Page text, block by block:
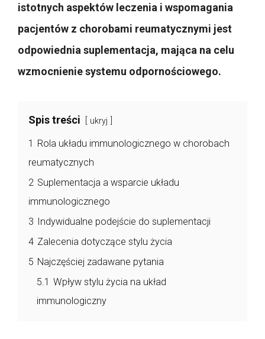
istotnych aspektów leczenia i wspomagania
pacjentów z chorobami reumatycznymi jest
odpowiednia suplementacja, mająca na celu
wzmocnienie systemu odpornościowego.
Spis treści ukryj
1 Rola układu immunologicznego w chorobach
reumatycznych
2 Suplementacja a wsparcie układu
immunologicznego
3 Indywidualne podejście do suplementacji
4 Zalecenia dotyczące stylu życia
5 Najczęściej zadawane pytania
5.1 Wpływ stylu życia na układ
immunologiczny